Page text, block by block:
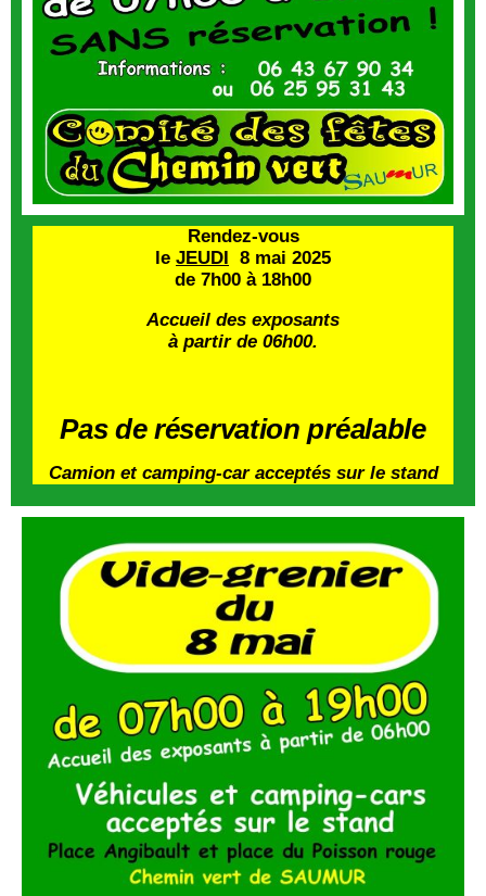
Rendez-vous
le JEUDI
8 mai 2025
de 7h00 à 18h00
Accueil des exposants
à partir de 06h00.
Pas de réservation préalable
Camion et camping-car acceptés sur le stand